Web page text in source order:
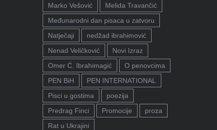
Marko Vešović
Melida Travančić
Međunarodni dan pisaca u zatvoru
Natječaji
nedžad ibrahimović
Nenad Veličković
Novi Izraz
Omer Ć. Ibrahimagić
O penovcima
PEN BiH
PEN INTERNATIONAL
Pisci u gostima
poezija
Predrag Finci
Promocije
proza
Rat u Ukrajini